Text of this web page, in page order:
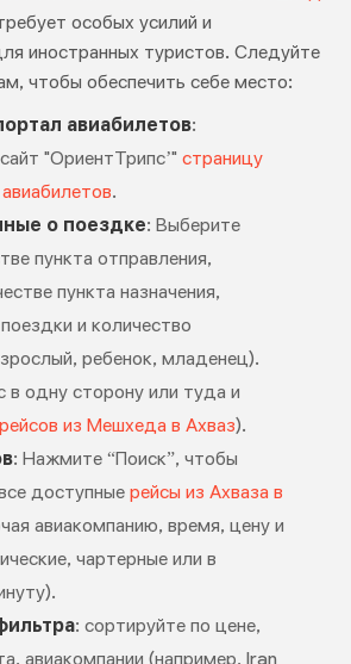
особых усилий и
иностранных туристов. Следуйте
чтобы обеспечить себе место:
авиабилетов:
"ОриентТрипс’" страницу
.
о поездке: Выберите
пункта отправления,
пункта назначения,
и количество
ребенок, младенец).
в одну сторону или туда и
рейсов из Мешхеда в Ахваз).
: Нажмите “Поиск”, чтобы
доступные рейсы из Ахваза в
авиакомпанию, время, цену и
чартерные или в
: сортируйте по цене,
авиакомпании (например, Iran